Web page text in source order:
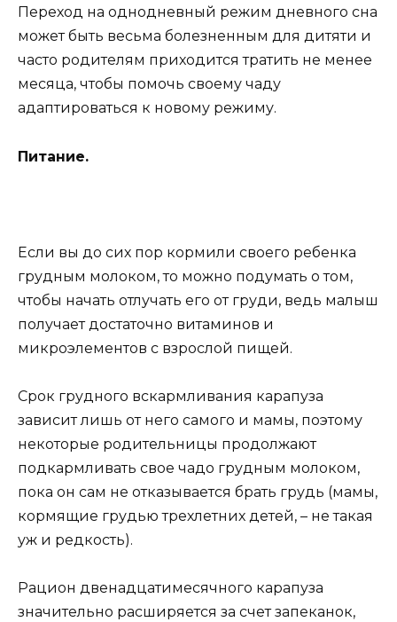
Переход на однодневный режим дневного сна
может быть весьма болезненным для дитяти и
часто родителям приходится тратить не менее
месяца, чтобы помочь своему чаду
адаптироваться к новому режиму.
Питание.
Если вы до сих пор кормили своего ребенка
грудным молоком, то можно подумать о том,
чтобы начать отлучать его от груди, ведь малыш
получает достаточно витаминов и
микроэлементов с взрослой пищей.
Срок грудного вскармливания карапуза
зависит лишь от него самого и мамы, поэтому
некоторые родительницы продолжают
подкармливать свое чадо грудным молоком,
пока он сам не отказывается брать грудь (мамы,
кормящие грудью трехлетних детей, – не такая
уж и редкость).
Рацион двенадцатимесячного карапуза
значительно расширяется за счет запеканок,